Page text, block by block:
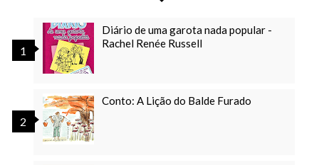
Diário de uma garota nada popular -
Rachel Renée Russell
Conto: A Lição do Balde Furado